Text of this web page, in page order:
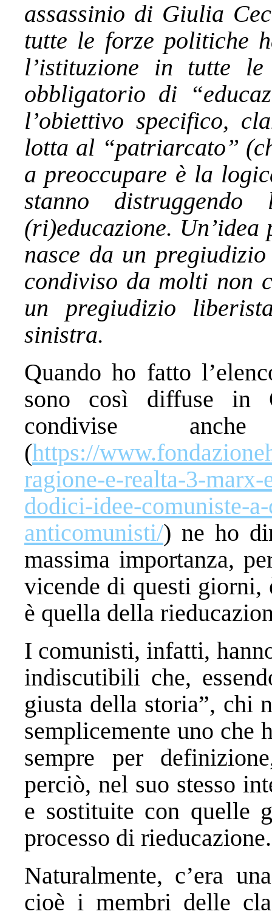
assassinio di Giulia
tutte le forze politiche
l’istituzione in tutte
obbligatorio di
l’obiettivo specifico,
lotta al “patriarcato”
a preoccupare è la
stanno
(ri)educazione.
nasce da un
condiviso da molti non
un pregiudizio
sinistra.
Quando ho fatto
sono così diffuse in
condivise
(https://
ragione-e-realta-3-
dodici-idee-comuniste-
anticomunisti/) ne ho
massima importanza,
vicende di questi giorni,
è quella della
I comunisti, infatti,
indiscutibili che,
giusta della storia”, chi
semplicemente uno che
sempre per
perciò, nel suo stesso
e sostituite con quelle
processo di rieducazione.
Naturalmente, c’era
cioè i membri delle